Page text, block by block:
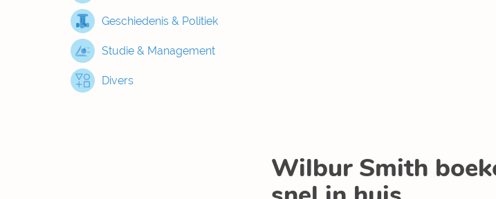
Geschiedenis & Politiek
Studie & Management
Divers
Wilbur Smith